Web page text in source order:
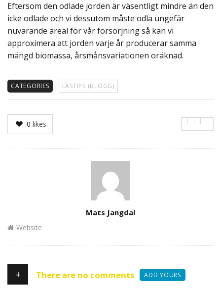
Eftersom den odlade jorden är väsentligt mindre än den
icke odlade och vi dessutom måste odla ungefär
nuvarande areal för vår försörjning så kan vi
approximera att jorden varje år producerar samma
mängd biomassa, årsmånsvariationen oräknad.
CATEGORIES LÄSTIPS (BLOGG)
0 likes
Mats Jangdal
Website
+ There are no comments ADD YOURS